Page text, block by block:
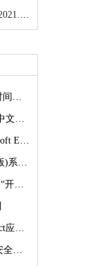
系统之家win7无限制小白版64位v2021.10免激活
曝！微软已公开win7系统发布会时间和视频直播地址的步骤介绍
1909 win7版本永远激活密钥2020中文共享
新的internet Explorer选项在Microsoft Edge中上线
win7 18363.592 永远激活版(旗舰版)系统下载
win 7x的动手实践：新操作中心，“开始”菜单等
微软确认win7版本2004中的Connect应用已删除
快速修复win10系统关闭windows安全中心服务的技巧